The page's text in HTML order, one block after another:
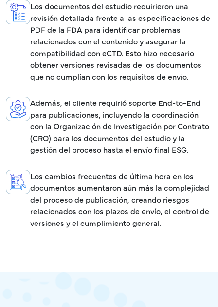
Los documentos del estudio requirieron una
revisión detallada frente a las especificaciones de
PDF de la FDA para identificar problemas
relacionados con el contenido y asegurar la
compatibilidad con eCTD. Esto hizo necesario
obtener versiones revisadas de los documentos
que no cumplían con los requisitos de envío.
Además, el cliente requirió soporte End-to-End
para publicaciones, incluyendo la coordinación
con la Organización de Investigación por Contrato
(CRO) para los documentos del estudio y la
gestión del proceso hasta el envío final ESG.
Los cambios frecuentes de última hora en los
documentos aumentaron aún más la complejidad
del proceso de publicación, creando riesgos
relacionados con los plazos de envío, el control de
versiones y el cumplimiento general.